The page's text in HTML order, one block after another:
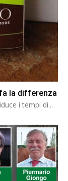
fa la differenza
i tempi di...